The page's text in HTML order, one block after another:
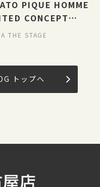
PIQUE HOMME
CONCEPT
THE STAGE
トップへ